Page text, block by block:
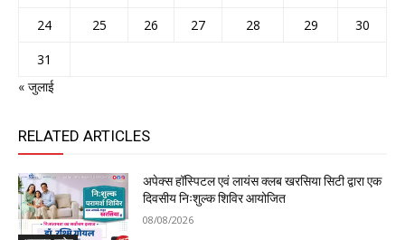
24
25 26 27 28 29
30
31
« जुलाई
RELATED ARTICLES
अपेक्स हॉस्पिटल एवं लायंस क्लब खरसिया सिटी द्वारा एक
दिवसीय निःशुल्क शिविर आयोजित
08/08/2026